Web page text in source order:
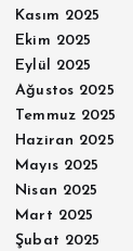
Kasım 2025
Ekim 2025
Eylül 2025
Ağustos 2025
Temmuz 2025
Haziran 2025
Mayıs 2025
Nisan 2025
Mart 2025
Şubat 2025